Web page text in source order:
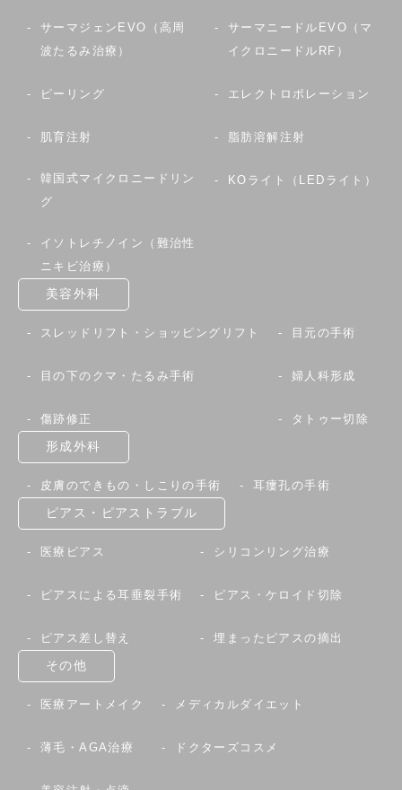
サーマジェンEVO（高周
波たるみ治療）
サーマニードルEVO（マ
イクロニードルRF）
ピーリング エレクトロポレーション
肌育注射 脂肪溶解注射
韓国式マイクロニードリン
グ
KOライト（LEDライト）
イソトレチノイン（難治性
ニキビ治療）
美容外科
スレッドリフト・ショッピングリフト 目元の手術
目の下のクマ・たるみ手術 婦人科形成
傷跡修正 タトゥー切除
形成外科
皮膚のできもの・しこりの手術 耳瘻孔の手術
ピアス・ピアストラブル
医療ピアス シリコンリング治療
ピアスによる耳垂裂手術 ピアス・ケロイド切除
ピアス差し替え 埋まったピアスの摘出
その他
医療アートメイク メディカルダイエット
薄毛・AGA治療 ドクターズコスメ